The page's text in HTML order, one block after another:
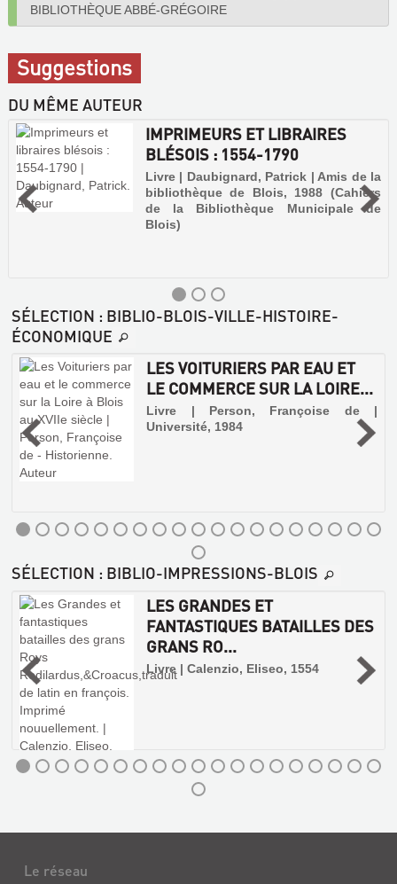
BIBLIOTHÈQUE ABBÉ-GRÉGOIRE
Suggestions
DU MÊME AUTEUR
IMPRIMEURS ET LIBRAIRES
BLÉSOIS : 1554-1790
Livre | Daubignard, Patrick | Amis de la
bibliothèque de Blois, 1988 (Cahiers
de la Bibliothèque Municipale de
Blois)
ET
BLÉSOIS
:
1554-
1790
Livre
|
Daubignard,
Patrick
Amis
de
la
1988
de
SÉLECTION : BIBLIO-BLOIS-VILLE-HISTOIRE-
ÉCONOMIQUE
LES VOITURIERS PAR EAU ET
LE COMMERCE SUR LA LOIRE...
Livre | Person, Françoise de |
Université, 1984
SÉLECTION : BIBLIO-IMPRESSIONS-BLOIS
LES GRANDES ET
FANTASTIQUES BATAILLES DES
GRANS RO...
Livre | Calenzio, Eliseo, 1554
Le réseau